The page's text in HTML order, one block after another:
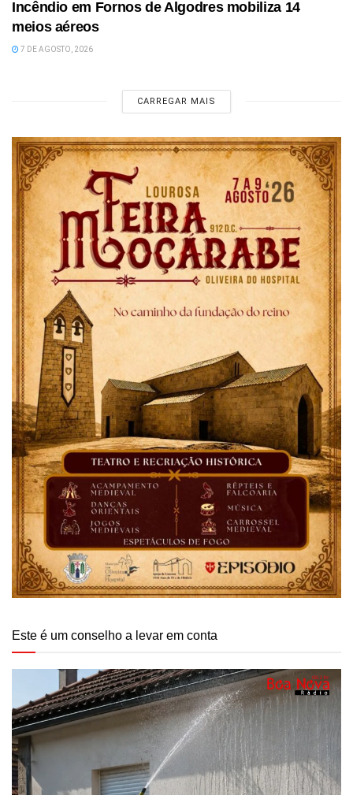
Incêndio em Fornos de Algodres mobiliza 14
meios aéreos
7 DE AGOSTO, 2026
CARREGAR MAIS
Este é um conselho a levar em conta